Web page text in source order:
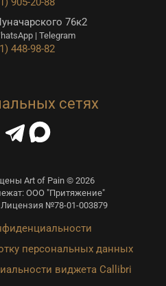
76к2
| Telegram
448-98-82
сетях
Art of Pain © 2026
ООО "Притяжение"
№78-01-003879
персональных данных
виджета Callibri